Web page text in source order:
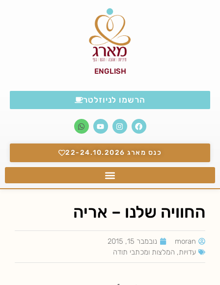
כנס מארג 22-24.10.2026
הרשמו לניוזלטר
ENGLISH
החוויה שלנו – אריה
moran
נובמבר 15, 2015
עדויות, המלצות ומכתבי תודה